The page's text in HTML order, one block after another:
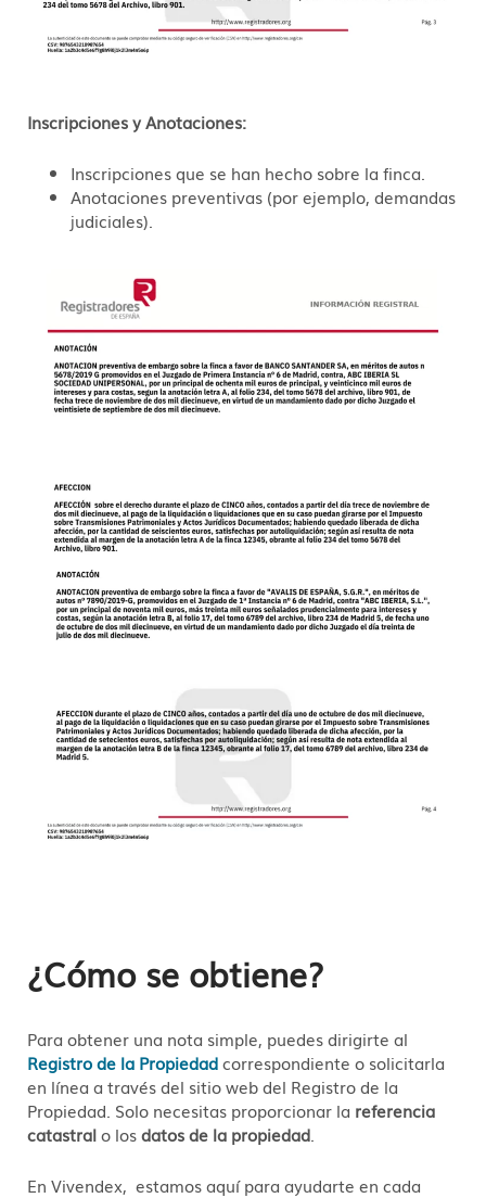
Inscripciones y Anotaciones:
Inscripciones que se han hecho sobre la finca.
Anotaciones preventivas (por ejemplo, demandas
judiciales).
¿Cómo se obtiene?
Para obtener una nota simple, puedes dirigirte al
Registro de la Propiedadcorrespondiente o solicitarla
en línea a través del sitio web del Registro de la
Propiedad. Solo necesitas proporcionar la referencia
catastralo losdatos de la propiedad.
En Vivendex, estamos aquí para ayudarte en cada